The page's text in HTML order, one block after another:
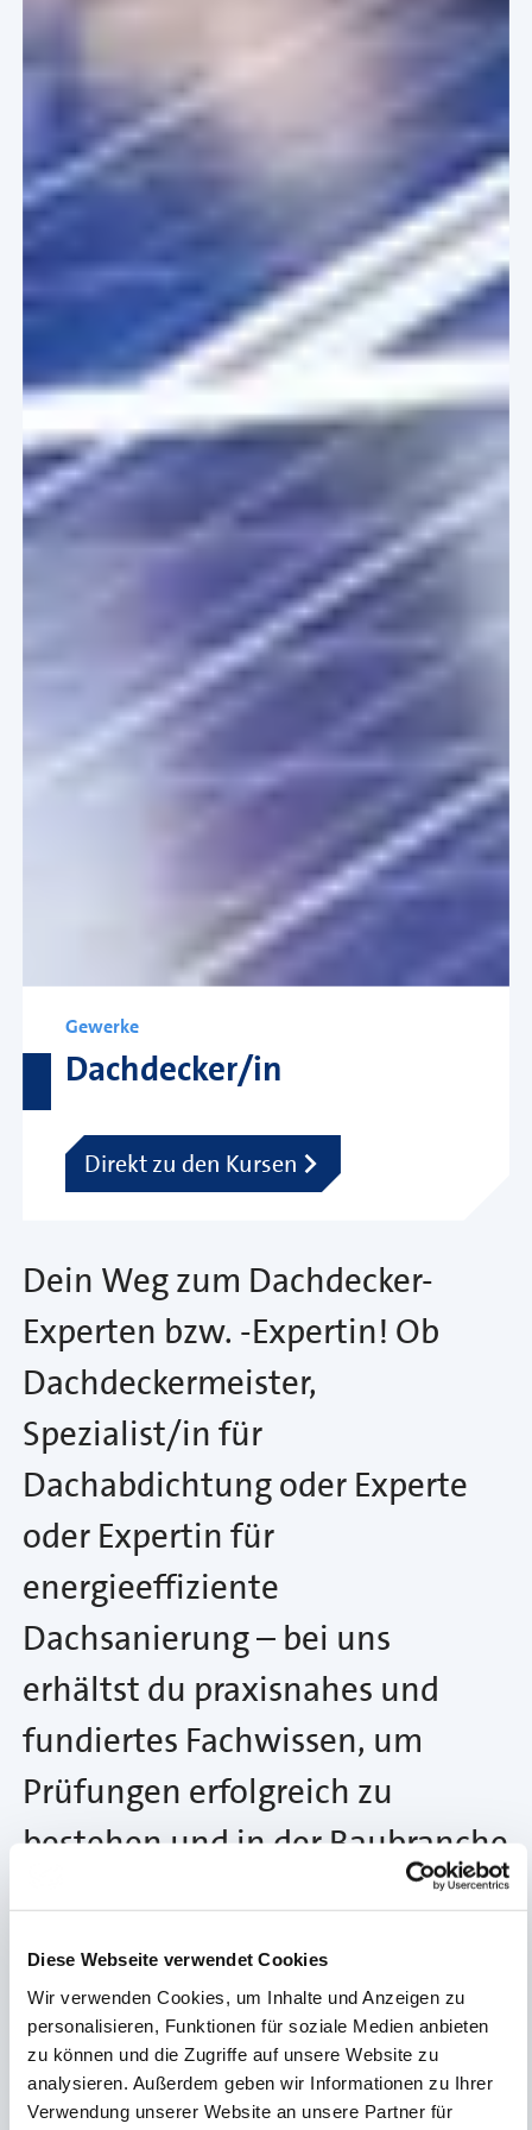
Diese Webseite verwendet Cookies
Wir verwenden Cookies, um Inhalte und Anzeigen zu
personalisieren, Funktionen für soziale Medien anbieten
zu können und die Zugriffe auf unsere Website zu
analysieren. Außerdem geben wir Informationen zu Ihrer
Verwendung unserer Website an unsere Partner für
Gewerke
Dachdecker/in
Direkt zu den Kursen
Dein Weg zum Dachdecker-
Experten bzw. -Expertin! Ob
Dachdeckermeister,
Spezialist/in für
Dachabdichtung oder Experte
oder Expertin für
energieeffiziente
Dachsanierung – bei uns
erhältst du praxisnahes und
fundiertes Fachwissen, um
Prüfungen erfolgreich zu
bestehen und in der Baubranche
durchzustarten. Wir verbinden
bewährte Dachdecker-Tradition
mit modernen Dachtechniken,
damit du als Meister/in
innovative Lösungen